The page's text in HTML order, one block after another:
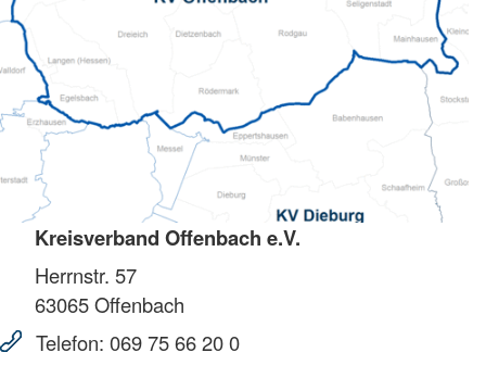
Kreisverband Offenbach e.V.
Herrnstr. 57
63065Offenbach
Telefon: 069 75 66 20 0